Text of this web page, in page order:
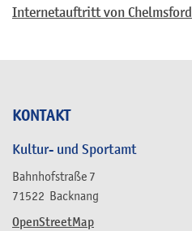
KONTAKT
Kultur- und Sportamt
Bahnhofstraße 7
71522 Backnang
OpenStreetMap
Internetauftritt von Chelmsford